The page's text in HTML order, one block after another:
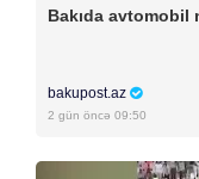
Bakıda
bakupost.az
2 gün öncə 09:50